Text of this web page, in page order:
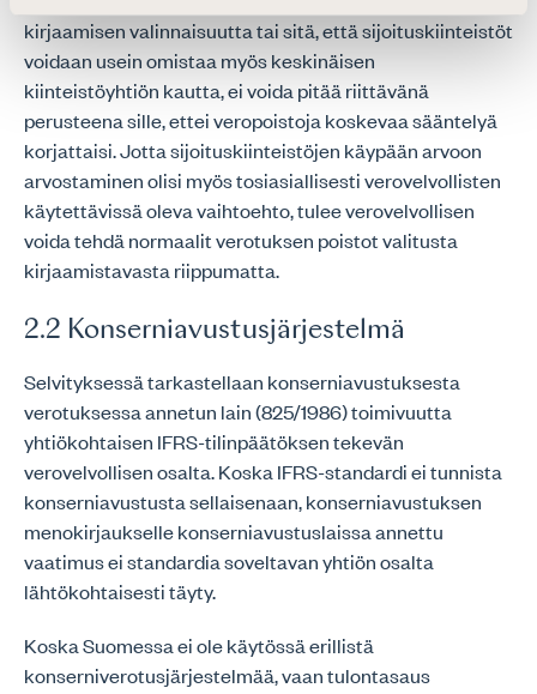
kirjaamisen valinnaisuutta tai sitä, että sijoituskiinteistöt
voidaan usein omistaa myös keskinäisen
kiinteistöyhtiön kautta, ei voida pitää riittävänä
perusteena sille, ettei veropoistoja koskevaa sääntelyä
korjattaisi. Jotta sijoituskiinteistöjen käypään arvoon
arvostaminen olisi myös tosiasiallisesti verovelvollisten
käytettävissä oleva vaihtoehto, tulee verovelvollisen
voida tehdä normaalit verotuksen poistot valitusta
kirjaamistavasta riippumatta.
2.2 Konserniavustusjärjestelmä
Selvityksessä tarkastellaan konserniavustuksesta
verotuksessa annetun lain (825/1986) toimivuutta
yhtiökohtaisen IFRS-tilinpäätöksen tekevän
verovelvollisen osalta. Koska IFRS-standardi ei tunnista
konserniavustusta sellaisenaan, konserniavustuksen
menokirjaukselle konserniavustuslaissa annettu
vaatimus ei standardia soveltavan yhtiön osalta
lähtökohtaisesti täyty.
Koska Suomessa ei ole käytössä erillistä
konserniverotusjärjestelmää, vaan tulontasaus